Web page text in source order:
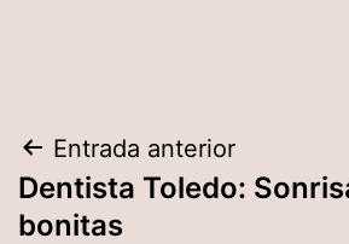
Navegación
de
Entrada anterior
Dentista Toledo:
bonitas